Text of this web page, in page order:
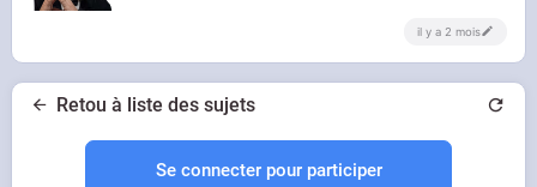
il y a 2 mois
Retou à liste des sujets
Se connecter pour participer